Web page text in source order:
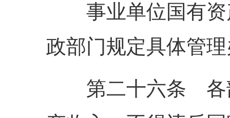
事业单位国有资
政部门规定具体管
第二十六条 各部